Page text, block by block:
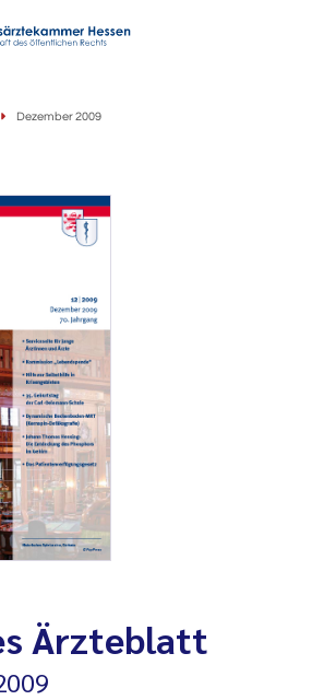
Dezember 2009
Ärzteblatt